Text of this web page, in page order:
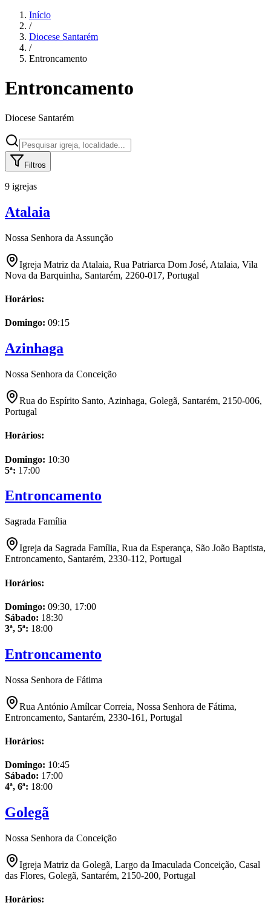
Início
/
Diocese Santarém
/
Entroncamento
Entroncamento
Diocese Santarém
Filtros
9 igrejas
Atalaia
Nossa Senhora da Assunção
Igreja Matriz da Atalaia, Rua Patriarca Dom José, Atalaia, Vila
Nova da Barquinha, Santarém, 2260-017, Portugal
Horários:
Domingo: 09:15
Azinhaga
Nossa Senhora da Conceição
Rua do Espírito Santo, Azinhaga, Golegã, Santarém, 2150-006,
Portugal
Horários:
Domingo: 10:30
5ª: 17:00
Entroncamento
Sagrada Família
Igreja da Sagrada Família, Rua da Esperança, São João Baptista,
Entroncamento, Santarém, 2330-112, Portugal
Horários:
Domingo: 09:30, 17:00
Sábado: 18:30
3ª, 5ª: 18:00
Entroncamento
Nossa Senhora de Fátima
Rua António Amílcar Correia, Nossa Senhora de Fátima,
Entroncamento, Santarém, 2330-161, Portugal
Horários:
Domingo: 10:45
Sábado: 17:00
4ª, 6ª: 18:00
Golegã
Nossa Senhora da Conceição
Igreja Matriz da Golegã, Largo da Imaculada Conceição, Casal
das Flores, Golegã, Santarém, 2150-200, Portugal
Horários: